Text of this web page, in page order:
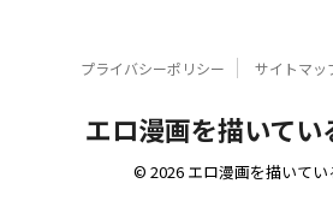
プライバシーポリシー サイトマッ
エロ漫画を描いてい
© 2026 エロ漫画を描いてい